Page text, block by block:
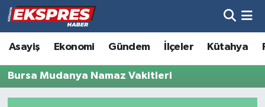
Asayiş Ekonomi Gündem İlçeler Kütahya
Bursa Mudanya Namaz Vakitleri
Altıntaş
Asayiş
Hava Durumu
Trafik Durumu